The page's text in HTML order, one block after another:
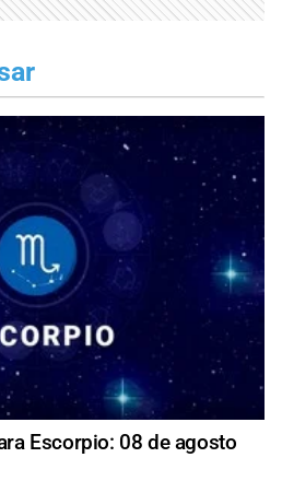
Escorpio: 08 de agosto